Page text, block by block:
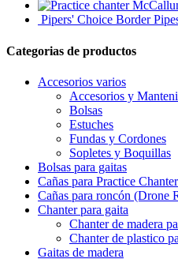
Pipers' Choice Border
Categorias de productos
Accesorios varios
Accesorios y
Bolsas
Estuches
Fundas y Cordones
Sopletes y Boquillas
Bolsas para gaitas
Cañas para Practice Chanter
Cañas para roncón (Drone
Chanter para gaita
Chanter de madera
Chanter de plastico
Gaitas de madera